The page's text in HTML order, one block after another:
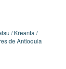
Kreanta
de Antioquia